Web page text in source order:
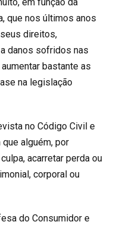
que nos últimos anos
direitos,
danos sofridos nas
bastante as
na legislação
no Código Civil e
alguém, por
acarretar perda ou
corporal ou
do Consumidor e